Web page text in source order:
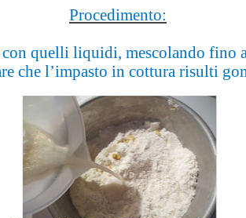
Procedimento:
quelli liquidi, mescolando fino
che l’impasto in cottura risulti